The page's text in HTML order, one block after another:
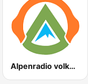
Alpenradio volksmusik